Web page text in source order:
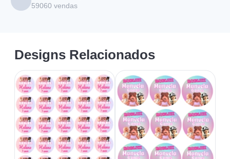
59060 vendas
Designs Relacionados